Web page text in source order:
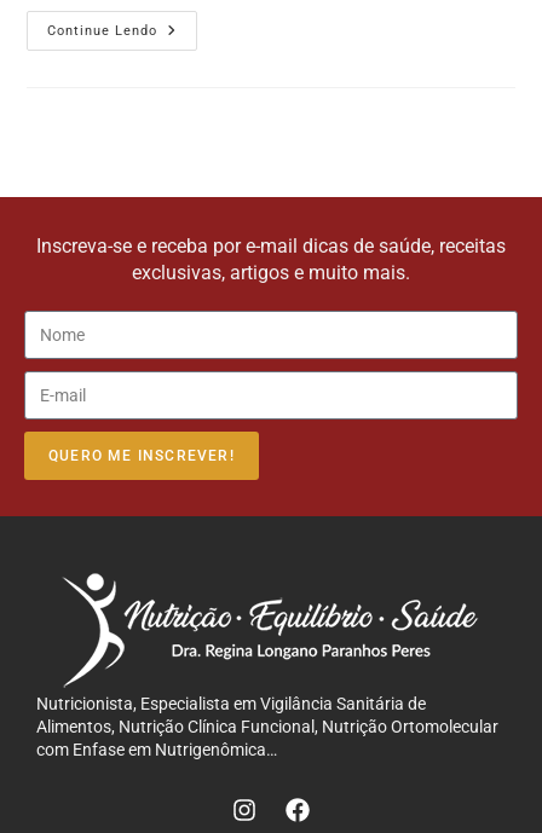
Continue Lendo
Inscreva-se e receba por e-mail dicas de saúde, receitas
exclusivas, artigos e muito mais.
QUERO ME INSCREVER!
Nutricionista, Especialista em Vigilância Sanitária de
Alimentos, Nutrição Clínica Funcional, Nutrição Ortomolecular
com Enfase em Nutrigenômica…